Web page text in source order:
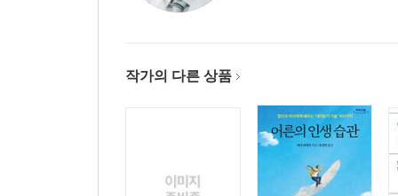
: 중장년 이후의 창업은 결코 꿈이 아니다 · 61
: 나잇값이라는 말은 최대의 적! · 71
: 중년 이후에는 어떻게 새로운 친구를 사귀어야 할
: 의욕이 전혀 일지 않을 때의 대처법 · 75
Chapter 3 여성이 남성보다 장수하는 이유는 따로
작가의 다른 상품